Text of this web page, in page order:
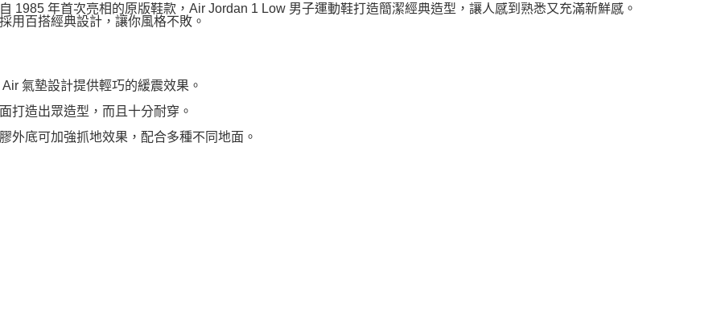
1985 年首次亮相的原版鞋款，Air Jordan 1 Low 男子運動鞋打造簡潔經典造型，讓人感到熟悉又充滿新鮮感。
用百搭經典設計，讓你風格不敗。
氣墊設計提供輕巧的緩震效果。
打造出眾造型，而且十分耐穿。
外底可加強抓地效果，配合多種不同地面。